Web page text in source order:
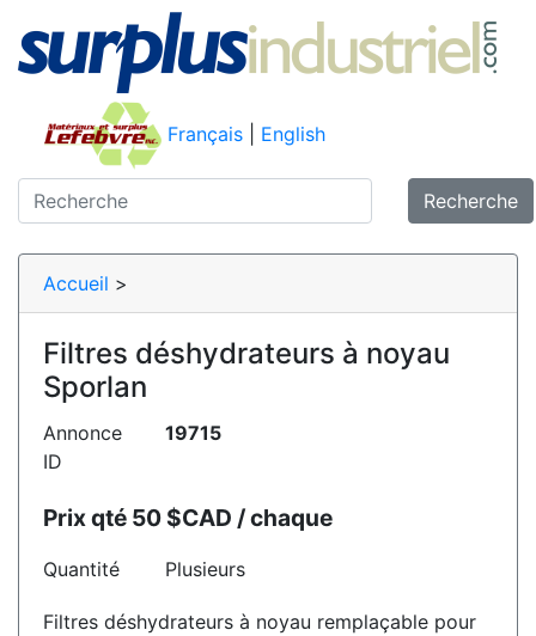
Français English
Recherche
Accueil >
Filtres déshydrateurs à noyau
Sporlan
Annonce
ID
19715
Prix qté 50 $CAD / chaque
Quantité Plusieurs
Filtres déshydrateurs à noyau remplaçable pour